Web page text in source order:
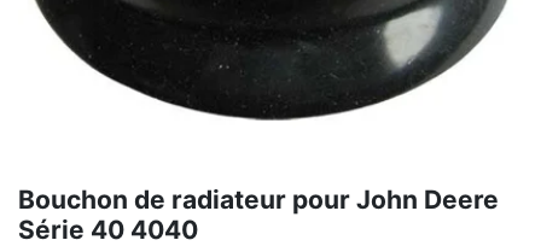
Bouchon de radiateur pour John Deere
Série 40 4040